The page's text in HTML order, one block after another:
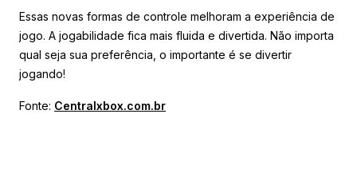
Essas novas formas de controle melhoram a experiência de
jogo. A jogabilidade fica mais fluida e divertida. Não importa
qual seja sua preferência, o importante é se divertir
jogando!
Fonte: Centralxbox.com.br